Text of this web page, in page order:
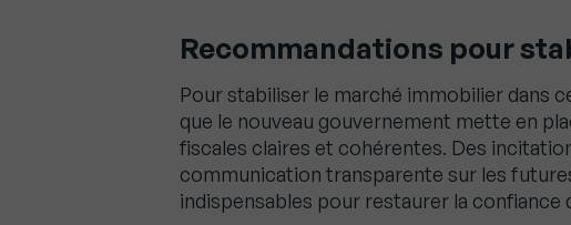
Recommandations pour
Pour stabiliser le marché immobilier dans
que le nouveau gouvernement mette en
fiscales claires et cohérentes. Des
communication transparente sur les
indispensables pour restaurer la confiance